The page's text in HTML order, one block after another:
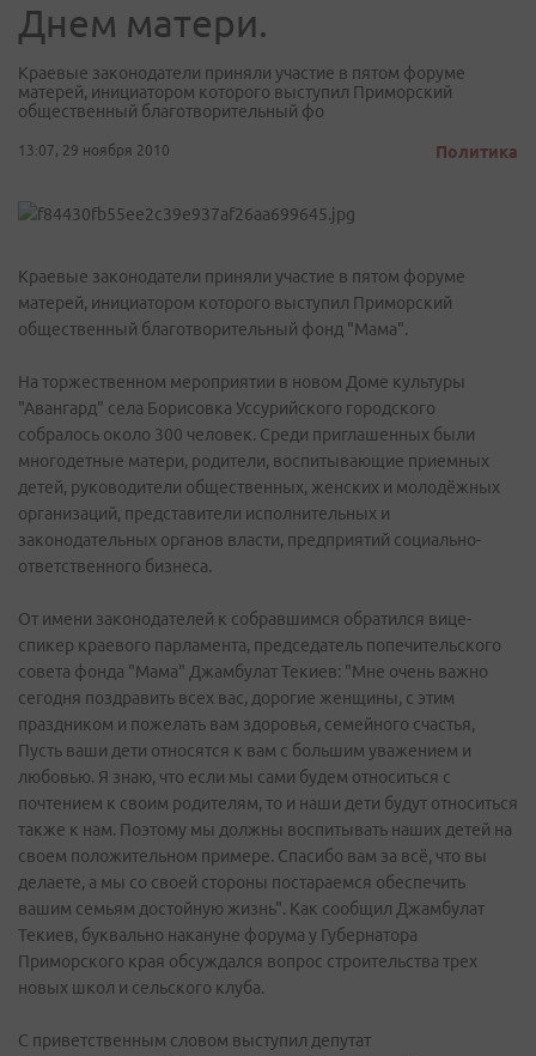
Днем матери.
Краевые законодатели приняли участие в пятом форуме
матерей, инициатором которого выступил Приморский
общественный благотворительный фо
13:07, 29 ноября 2010 Политика
Краевые законодатели приняли участие в пятом форуме
матерей, инициатором которого выступил Приморский
общественный благотворительный фонд "Мама".
На торжественном мероприятии в новом Доме культуры
"Авангард" села Борисовка Уссурийского городского
собралось около 300 человек. Среди приглашенных были
многодетные матери, родители, воспитывающие приемных
детей, руководители общественных, женских и молодёжных
организаций, представители исполнительных и
законодательных органов власти, предприятий социально-
ответственного бизнеса.
От имени законодателей к собравшимся обратился вице-
спикер краевого парламента, председатель попечительского
совета фонда "Мама" Джамбулат Текиев: "Мне очень важно
сегодня поздравить всех вас, дорогие женщины, с этим
праздником и пожелать вам здоровья, семейного счастья,
Пусть ваши дети относятся к вам с большим уважением и
любовью. Я знаю, что если мы сами будем относиться с
почтением к своим родителям, то и наши дети будут относиться
также к нам. Поэтому мы должны воспитывать наших детей на
своем положительном примере. Спасибо вам за всё, что вы
делаете, а мы со своей стороны постараемся обеспечить
вашим семьям достойную жизнь". Как сообщил Джамбулат
Текиев, буквально накануне форума у Губернатора
Приморского края обсуждался вопрос строительства трех
новых школ и сельского клуба.
С приветственным словом выступил депутат